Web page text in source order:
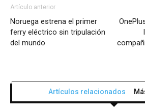
Artículo anterior
Noruega estrena el primer
ferry eléctrico sin tripulación
del mundo
Artículos relacionados